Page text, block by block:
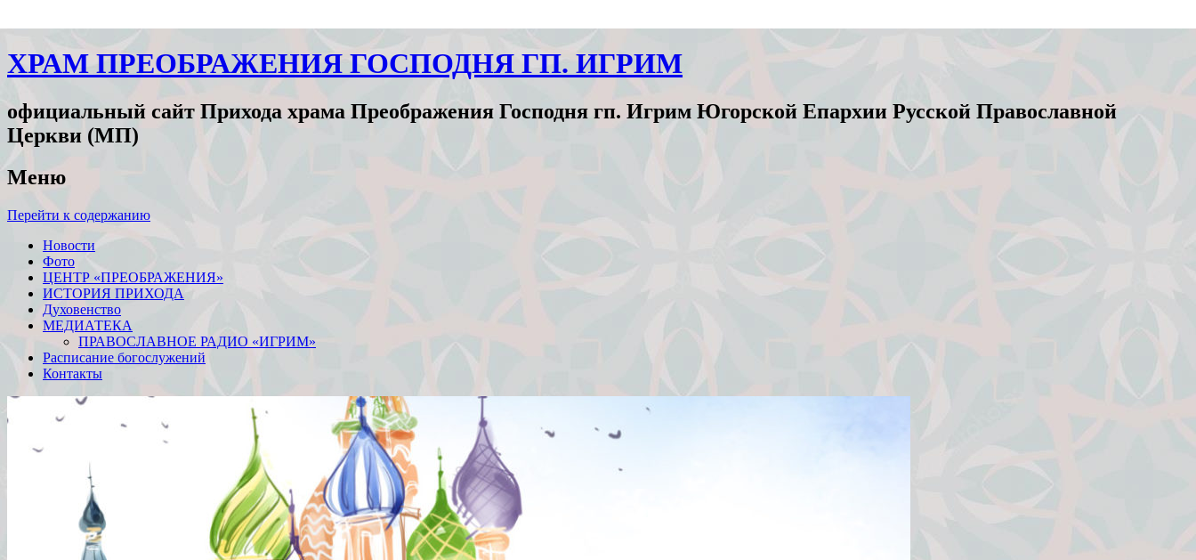
ХРАМ ПРЕОБРАЖЕНИЯ ГОСПОДНЯ ГП. ИГРИМ
официальный сайт Прихода храма Преображения Господня гп. Игрим Югорской Епархии Русской Православной
Церкви (МП)
Меню
Перейти к содержанию
Новости
Фото
ЦЕНТР «ПРЕОБРАЖЕНИЯ»
ИСТОРИЯ ПРИХОДА
Духовенство
МЕДИАТЕКА
ПРАВОСЛАВНОЕ РАДИО «ИГРИМ»
Расписание богослужений
Контакты